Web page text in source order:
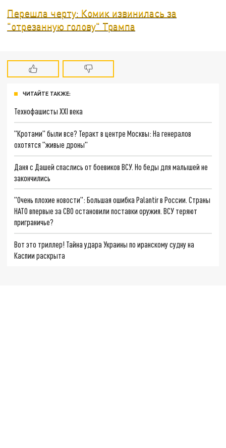
Перешла черту: Комик извинилась за
"отрезанную голову" Трампа
ЧИТАЙТЕ ТАКЖЕ:
Технофашисты XXI века
"Кротами" были все? Теракт в центре Москвы: На генералов
охотятся "живые дроны"
Даня с Дашей спаслись от боевиков ВСУ. Но беды для малышей не
закончились
"Очень плохие новости": Большая ошибка Palantir в России. Страны
НАТО впервые за СВО остановили поставки оружия. ВСУ теряют
приграничье?
Вот это триллер! Тайна удара Украины по иранскому судну на
Каспии раскрыта